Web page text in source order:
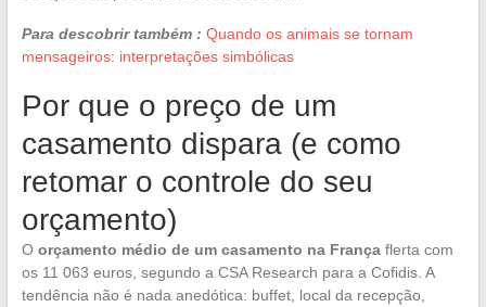
Para descobrir também : Quando os animais se tornam
mensageiros: interpretações simbólicas
Por que o preço de um
casamento dispara (e como
retomar o controle do seu
orçamento)
O orçamento médio de um casamento na Françaflerta com
os 11 063 euros, segundo a CSA Research para a Cofidis. A
tendência não é nada anedótica: buffet, local da recepção,